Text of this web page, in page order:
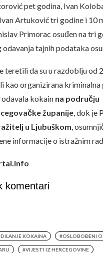
pet godina, Ivan
Artuković tri godine i 10
Primorac osuđen na tri
odavanja tajnih podataka
teretili da su u razdoblju od
kao organizirana kriminalna
kokain na području
županije , dok je
u Ljubuškom ,
informacije o istražnim
komentari
KOKAINA #OSLOBOĐENI
#VIJESTI IZ HERCEGOVINE